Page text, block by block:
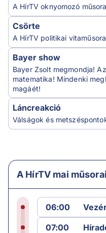
A HírTV oknyomozó
Csörte
A HírTV politikai
Bayer show
Bayer Zsolt megmondja!
matematika! Mindenki
magáét!
Láncreakció
Válságok és
A HírTV mai műsorai
06:00
07:00